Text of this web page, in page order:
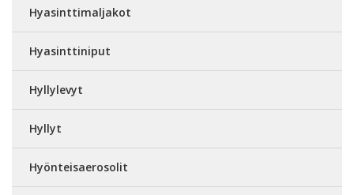
Hyasinttimaljakot
Hyasinttiniput
Hyllylevyt
Hyllyt
Hyönteisaerosolit